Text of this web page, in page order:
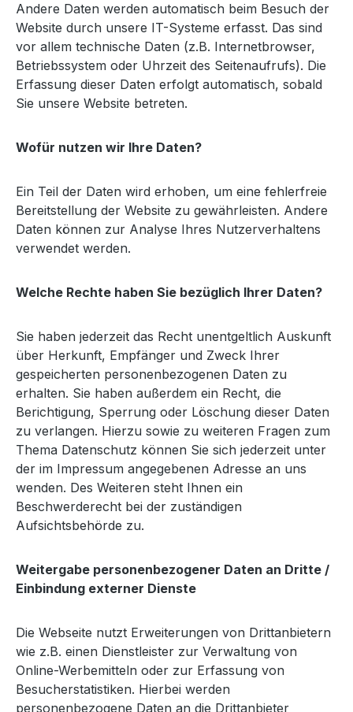
Andere Daten werden automatisch beim Besuch der
Website durch unsere IT-Systeme erfasst. Das sind
vor allem technische Daten (z.B. Internetbrowser,
Betriebssystem oder Uhrzeit des Seitenaufrufs). Die
Erfassung dieser Daten erfolgt automatisch, sobald
Sie unsere Website betreten.
Wofür nutzen wir Ihre Daten?
Ein Teil der Daten wird erhoben, um eine fehlerfreie
Bereitstellung der Website zu gewährleisten. Andere
Daten können zur Analyse Ihres Nutzerverhaltens
verwendet werden.
Welche Rechte haben Sie bezüglich Ihrer Daten?
Sie haben jederzeit das Recht unentgeltlich Auskunft
über Herkunft, Empfänger und Zweck Ihrer
gespeicherten personenbezogenen Daten zu
erhalten. Sie haben außerdem ein Recht, die
Berichtigung, Sperrung oder Löschung dieser Daten
zu verlangen. Hierzu sowie zu weiteren Fragen zum
Thema Datenschutz können Sie sich jederzeit unter
der im Impressum angegebenen Adresse an uns
wenden. Des Weiteren steht Ihnen ein
Beschwerderecht bei der zuständigen
Aufsichtsbehörde zu.
Weitergabe personenbezogener Daten an Dritte /
Einbindung externer Dienste
Die Webseite nutzt Erweiterungen von Drittanbietern
wie z.B. einen Dienstleister zur Verwaltung von
Online-Werbemitteln oder zur Erfassung von
Besucherstatistiken. Hierbei werden
personenbezogene Daten an die Drittanbieter